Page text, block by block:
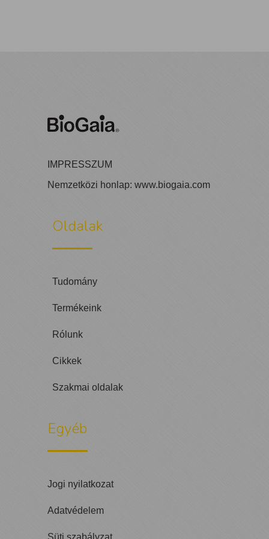
IMPRESSZUM
Nemzetközi honlap: www.biogaia.com
Oldalak
Tudomány
Termékeink
Rólunk
Cikkek
Szakmai oldalak
Egyéb
Jogi nyilatkozat
Adatvédelem
Süti szabályzat